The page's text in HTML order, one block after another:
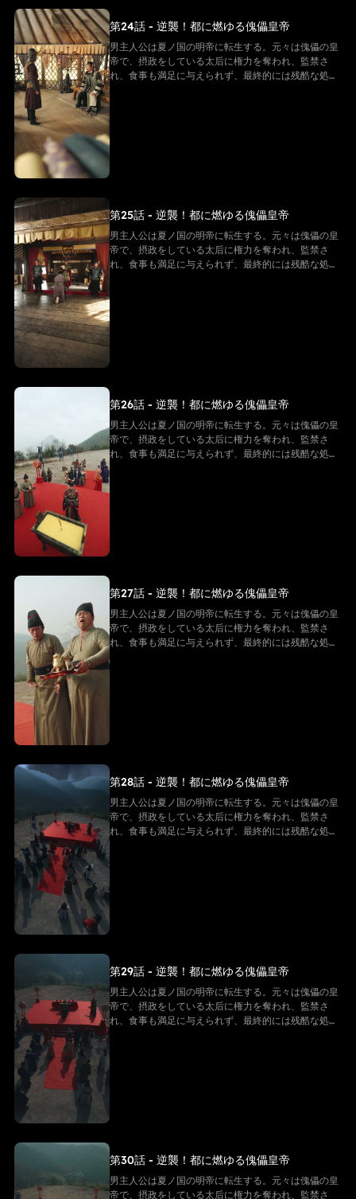
第24話 - 逆襲！都に燃ゆる傀儡皇帝
男主人公は夏ノ国の明帝に転生する。元々は傀儡の皇
帝で、摂政をしている太后に権力を奪われ、監禁さ
れ、食事も満足に与えられず、最終的には残酷な処刑
を受け、命を落とす。しかし、転生後の男主は同じ悲
劇を繰り返すことを拒み、強い意志で反逆的な太后た
つずつ排除しながら自らを強化し、皇后の愛を勝ち取
第25話 - 逆襲！都に燃ゆる傀儡皇帝
男主人公は夏ノ国の明帝に転生する。元々は傀儡の皇
帝で、摂政をしている太后に権力を奪われ、監禁さ
れ、食事も満足に与えられず、最終的には残酷な処刑
劇を繰り返すことを拒み、強い意志で反逆的な太后た
ちと戦い始める。そして「帝王システム」という特別
な力を手に入れ、冷徹な決断を下し、太后の勢力を一
る。そして、次々に迫る危機を解決していく
第26話 - 逆襲！都に燃ゆる傀儡皇帝
男主人公は夏ノ国の明帝に転生する。元々は傀儡の皇
帝で、摂政をしている太后に権力を奪われ、監禁さ
れ、食事も満足に与えられず、最終的には残酷な処刑
を受け、命を落とす。しかし、転生後の男主は同じ悲
ちと戦い始める。そして「帝王システム」という特別
第27話 - 逆襲！都に燃ゆる傀儡皇帝
男主人公は夏ノ国の明帝に転生する。元々は傀儡の皇
帝で、摂政をしている太后に権力を奪われ、監禁さ
れ、食事も満足に与えられず、最終的には残酷な処刑
劇を繰り返すことを拒み、強い意志で反逆的な太后た
第28話 - 逆襲！都に燃ゆる傀儡皇帝
男主人公は夏ノ国の明帝に転生する。元々は傀儡の皇
帝で、摂政をしている太后に権力を奪われ、監禁さ
れ、食事も満足に与えられず、最終的には残酷な処刑
劇を繰り返すことを拒み、強い意志で反逆的な太后た
な力を手に入れ、冷徹な決断を下し、太后の勢力を一
第29話 - 逆襲！都に燃ゆる傀儡皇帝
男主人公は夏ノ国の明帝に転生する。元々は傀儡の皇
帝で、摂政をしている太后に権力を奪われ、監禁さ
れ、食事も満足に与えられず、最終的には残酷な処刑
第30話 - 逆襲！都に燃ゆる傀儡皇帝
男主人公は夏ノ国の明帝に転生する。元々は傀儡の皇
帝で、摂政をしている太后に権力を奪われ、監禁さ